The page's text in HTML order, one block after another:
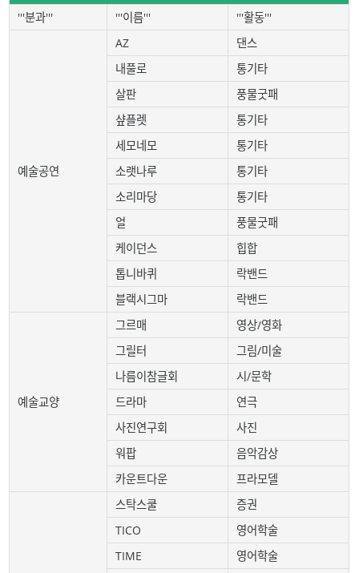
'''분과''' '''이름''' '''활동'''
예술공연
AZ
댄스
내풀로
통기타
살판
풍물굿패
샾플렛
통기타
세모네모
통기타
소랫나루
통기타
소리마당
통기타
얼
풍물굿패
케이던스
힙합
톱니바퀴
락밴드
블랙시그마
락밴드
예술교양
그르매
영상/영화
그릴터
그림/미술
나름이참글회
시/문학
드라마
연극
사진연구회
사진
워팝
음악감상
카운트다운
프라모델
스탁스쿨
증권
TICO
영어학술
TIME
영어학술